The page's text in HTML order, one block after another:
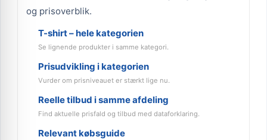
og prisoverblik.
T-shirt – hele kategorien
Se lignende produkter i samme kategori.
Prisudvikling i kategorien
Vurder om prisniveauet er stærkt lige nu.
Reelle tilbud i samme afdeling
Find aktuelle prisfald og tilbud med dataforklaring.
Relevant købsguide